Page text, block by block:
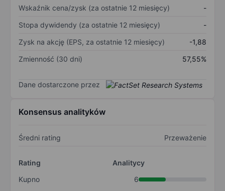
Wskaźnik cena/zysk (za ostatnie 12 miesięcy)
-
Stopa dywidendy (za ostatnie 12 miesięcy)
-
Zysk na akcję (EPS, za ostatnie 12 miesięcy)
-1,88
Zmienność (30 dni)
57,55%
Dane dostarczone przez
Konsensus analityków
Średni rating Przeważenie
Rating
Analitycy
Kupno
6